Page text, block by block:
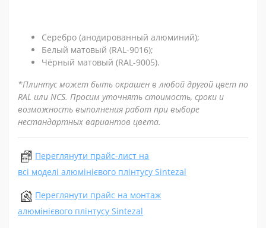
Серебро (анодированный алюминий);
Белый матовый (RAL-9016);
Чёрный матовый (RAL-9005).
*Плинтус может быть окрашен в любой другой цвет по
RAL или NCS. Просим уточнять стоимость, сроки и
возможность выполнения работ при выборе
нестандартных вариантов цвета.
Переглянути прайс-лист на
всі моделі алюмінієвого плінтусу Sintezal
Переглянути прайс на монтаж
алюмінієвого плінтусу Sintezal